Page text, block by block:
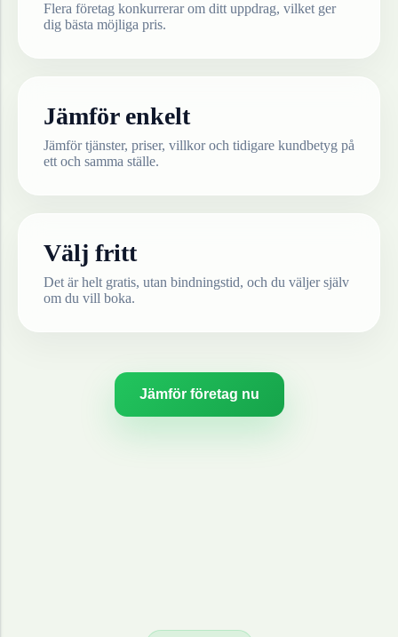
Flera företag konkurrerar om ditt uppdrag, vilket ger
dig bästa möjliga pris.
Jämför enkelt
Jämför tjänster, priser, villkor och tidigare kundbetyg på
ett och samma ställe.
Välj fritt
Det är helt gratis, utan bindningstid, och du väljer själv
om du vill boka.
Jämför företag nu